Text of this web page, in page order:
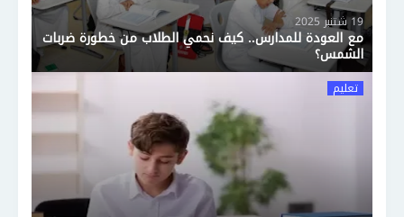
19 شتنبر 2025
مع العودة للمدارس.. كيف نحمي الطلاب من خطورة ضربات
الشمس؟
تعليم